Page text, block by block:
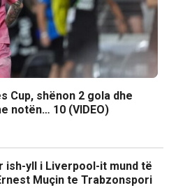
Cup, shënon 2 gola dhe
notën… 10 (VIDEO)
ish-yll i Liverpool-it mund të
Muçin te Trabzonspori